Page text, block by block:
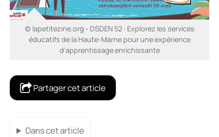
© lapetitezine.org - DSDEN 52 : Explorez les services
éducatifs de la Haute-Marne pour une expérience
d’apprentissage enrichissante
Partager cet article
Dans cet article